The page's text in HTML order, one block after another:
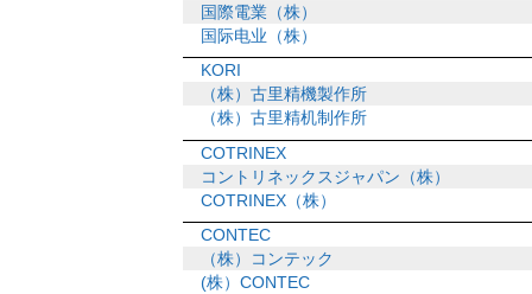
国際電業（株）
国际电业（株）
KORI
（株）古里精機製作所
（株）古里精机制作所
COTRINEX
コントリネックスジャパン（株）
COTRINEX（株）
CONTEC
（株）コンテック
(株）CONTEC